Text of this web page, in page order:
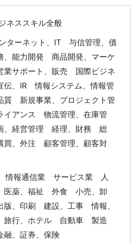
ネススキル全般
ターネット、IT 与信管理、債
能力開発 商品開発、マーケ
サポート、販売 国際ビジネ
、IR 情報システム、情報管
新規事業、プロジェクト管
アンス 物流管理、在庫管
、経営管理 経理、財務 総
、外注 顧客管理、顧客対
情報通信業 サービス業 人
薬、福祉 外食 小売、卸
、印刷 建設、工事 情報、
行、ホテル 自動車 製造
、証券、保険